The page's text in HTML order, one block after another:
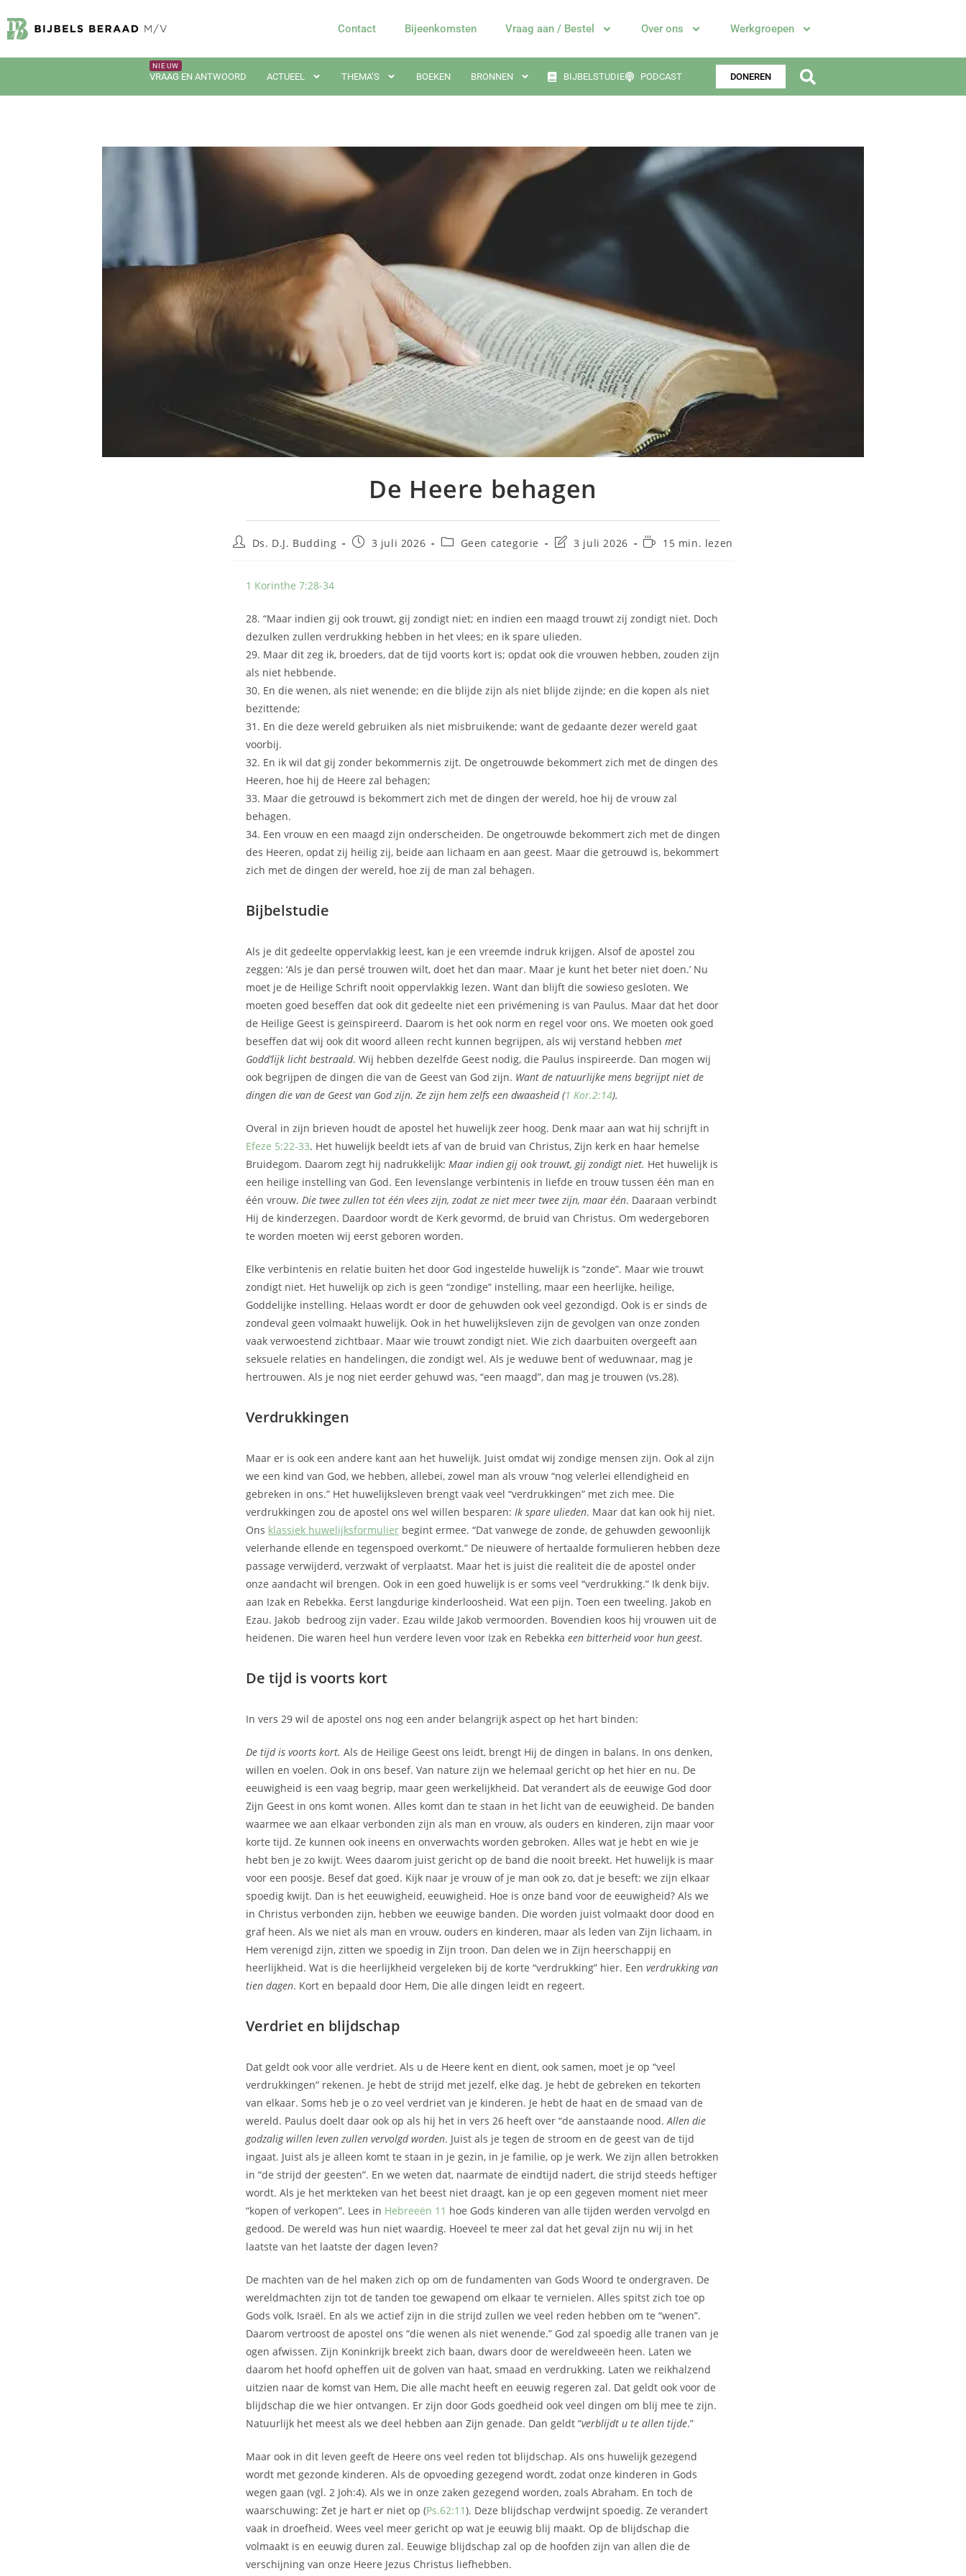
Contact Bijeenkomsten Vraag aan / Bestel Over ons Werkgroepen
VRAAG EN ANTWOORD ACTUEEL THEMA’S BOEKEN BRONNEN BIJBELSTUDIE PODCAST DONEREN
De Heere behagen
Ds. D.J. Budding 3 juli 2026 Geen categorie 3 juli 2026 15 min. lezen
1 Korinthe 7:28-34
28. “Maar indien gij ook trouwt, gij zondigt niet; en indien een maagd trouwt zij zondigt niet. Doch
dezulken zullen verdrukking hebben in het vlees; en ik spare ulieden.
29. Maar dit zeg ik, broeders, dat de tijd voorts kort is; opdat ook die vrouwen hebben, zouden zijn
als niet hebbende.
30. En die wenen, als niet wenende; en die blijde zijn als niet blijde zijnde; en die kopen als niet
bezittende;
31. En die deze wereld gebruiken als niet misbruikende; want de gedaante dezer wereld gaat
voorbij.
32. En ik wil dat gij zonder bekommernis zijt. De ongetrouwde bekommert zich met de dingen des
Heeren, hoe hij de Heere zal behagen;
33. Maar die getrouwd is bekommert zich met de dingen der wereld, hoe hij de vrouw zal
behagen.
34. Een vrouw en een maagd zijn onderscheiden. De ongetrouwde bekommert zich met de dingen
des Heeren, opdat zij heilig zij, beide aan lichaam en aan geest. Maar die getrouwd is, bekommert
zich met de dingen der wereld, hoe zij de man zal behagen.
Bijbelstudie
Als je dit gedeelte oppervlakkig leest, kan je een vreemde indruk krijgen. Alsof de apostel zou
zeggen: ‘Als je dan persé trouwen wilt, doet het dan maar. Maar je kunt het beter niet doen.’ Nu
moet je de Heilige Schrift nooit oppervlakkig lezen. Want dan blijft die sowieso gesloten. We
moeten goed beseffen dat ook dit gedeelte niet een privémening is van Paulus. Maar dat het door
de Heilige Geest is geïnspireerd. Daarom is het ook norm en regel voor ons. We moeten ook goed
beseffen dat wij ook dit woord alleen recht kunnen begrijpen, als wij verstand hebben met
Godd’lijk licht bestraald. Wij hebben dezelfde Geest nodig, die Paulus inspireerde. Dan mogen wij
ook begrijpen de dingen die van de Geest van God zijn. Want de natuurlijke mens begrijpt niet de
dingen die van de Geest van God zijn. Ze zijn hem zelfs een dwaasheid (1 Kor.2:14).
Overal in zijn brieven houdt de apostel het huwelijk zeer hoog. Denk maar aan wat hij schrijft in
Efeze 5:22-33. Het huwelijk beeldt iets af van de bruid van Christus, Zijn kerk en haar hemelse
Bruidegom. Daarom zegt hij nadrukkelijk: Maar indien gij ook trouwt, gij zondigt niet. Het huwelijk is
een heilige instelling van God. Een levenslange verbintenis in liefde en trouw tussen één man en
één vrouw. Die twee zullen tot één vlees zijn, zodat ze niet meer twee zijn, maar één. Daaraan verbindt
Hij de kinderzegen. Daardoor wordt de Kerk gevormd, de bruid van Christus. Om wedergeboren
te worden moeten wij eerst geboren worden.
Elke verbintenis en relatie buiten het door God ingestelde huwelijk is “zonde”. Maar wie trouwt
zondigt niet. Het huwelijk op zich is geen “zondige” instelling, maar een heerlijke, heilige,
Goddelijke instelling. Helaas wordt er door de gehuwden ook veel gezondigd. Ook is er sinds de
zondeval geen volmaakt huwelijk. Ook in het huwelijksleven zijn de gevolgen van onze zonden
vaak verwoestend zichtbaar. Maar wie trouwt zondigt niet. Wie zich daarbuiten overgeeft aan
seksuele relaties en handelingen, die zondigt wel. Als je weduwe bent of weduwnaar, mag je
hertrouwen. Als je nog niet eerder gehuwd was, “een maagd”, dan mag je trouwen (vs.28).
Verdrukkingen
Maar er is ook een andere kant aan het huwelijk. Juist omdat wij zondige mensen zijn. Ook al zijn
we een kind van God, we hebben, allebei, zowel man als vrouw “nog velerlei ellendigheid en
gebreken in ons.” Het huwelijksleven brengt vaak veel “verdrukkingen” met zich mee. Die
verdrukkingen zou de apostel ons wel willen besparen: Ik spare ulieden. Maar dat kan ook hij niet.
Ons klassiek huwelijksformulier begint ermee. “Dat vanwege de zonde, de gehuwden gewoonlijk
velerhande ellende en tegenspoed overkomt.” De nieuwere of hertaalde formulieren hebben deze
passage verwijderd, verzwakt of verplaatst. Maar het is juist die realiteit die de apostel onder
onze aandacht wil brengen. Ook in een goed huwelijk is er soms veel “verdrukking.” Ik denk bijv.
aan Izak en Rebekka. Eerst langdurige kinderloosheid. Wat een pijn. Toen een tweeling. Jakob en
Ezau. Jakob bedroog zijn vader. Ezau wilde Jakob vermoorden. Bovendien koos hij vrouwen uit de
heidenen. Die waren heel hun verdere leven voor Izak en Rebekka een bitterheid voor hun geest.
De tijd is voorts kort
In vers 29 wil de apostel ons nog een ander belangrijk aspect op het hart binden:
De tijd is voorts kort. Als de Heilige Geest ons leidt, brengt Hij de dingen in balans. In ons denken,
willen en voelen. Ook in ons besef. Van nature zijn we helemaal gericht op het hier en nu. De
eeuwigheid is een vaag begrip, maar geen werkelijkheid. Dat verandert als de eeuwige God door
Zijn Geest in ons komt wonen. Alles komt dan te staan in het licht van de eeuwigheid. De banden
waarmee we aan elkaar verbonden zijn als man en vrouw, als ouders en kinderen, zijn maar voor
korte tijd. Ze kunnen ook ineens en onverwachts worden gebroken. Alles wat je hebt en wie je
hebt ben je zo kwijt. Wees daarom juist gericht op de band die nooit breekt. Het huwelijk is maar
voor een poosje. Besef dat goed. Kijk naar je vrouw of je man ook zo, dat je beseft: we zijn elkaar
spoedig kwijt. Dan is het eeuwigheid, eeuwigheid. Hoe is onze band voor de eeuwigheid? Als we
in Christus verbonden zijn, hebben we eeuwige banden. Die worden juist volmaakt door dood en
graf heen. Als we niet als man en vrouw, ouders en kinderen, maar als leden van Zijn lichaam, in
Hem verenigd zijn, zitten we spoedig in Zijn troon. Dan delen we in Zijn heerschappij en
heerlijkheid. Wat is die heerlijkheid vergeleken bij de korte “verdrukking” hier. Een verdrukking van
tien dagen. Kort en bepaald door Hem, Die alle dingen leidt en regeert.
Verdriet en blijdschap
Dat geldt ook voor alle verdriet. Als u de Heere kent en dient, ook samen, moet je op “veel
verdrukkingen” rekenen. Je hebt de strijd met jezelf, elke dag. Je hebt de gebreken en tekorten
van elkaar. Soms heb je o zo veel verdriet van je kinderen. Je hebt de haat en de smaad van de
wereld. Paulus doelt daar ook op als hij het in vers 26 heeft over “de aanstaande nood.Allen die
godzalig willen leven zullen vervolgd worden. Juist als je tegen de stroom en de geest van de tijd
ingaat. Juist als je alleen komt te staan in je gezin, in je familie, op je werk. We zijn allen betrokken
in “de strijd der geesten”. En we weten dat, naarmate de eindtijd nadert, die strijd steeds heftiger
wordt. Als je het merkteken van het beest niet draagt, kan je op een gegeven moment niet meer
“kopen of verkopen”. Lees in Hebreeën 11 hoe Gods kinderen van alle tijden werden vervolgd en
gedood. De wereld was hun niet waardig. Hoeveel te meer zal dat het geval zijn nu wij in het
laatste van het laatste der dagen leven?
De machten van de hel maken zich op om de fundamenten van Gods Woord te ondergraven. De
wereldmachten zijn tot de tanden toe gewapend om elkaar te vernielen. Alles spitst zich toe op
Gods volk, Israël. En als we actief zijn in die strijd zullen we veel reden hebben om te “wenen”.
Daarom vertroost de apostel ons “die wenen als niet wenende.” God zal spoedig alle tranen van je
ogen afwissen. Zijn Koninkrijk breekt zich baan, dwars door de wereldweeën heen. Laten we
daarom het hoofd opheffen uit de golven van haat, smaad en verdrukking. Laten we reikhalzend
uitzien naar de komst van Hem, Die alle macht heeft en eeuwig regeren zal. Dat geldt ook voor de
blijdschap die we hier ontvangen. Er zijn door Gods goedheid ook veel dingen om blij mee te zijn.
Natuurlijk het meest als we deel hebben aan Zijn genade. Dan geldt “verblijdt u te allen tijde.”
Maar ook in dit leven geeft de Heere ons veel reden tot blijdschap. Als ons huwelijk gezegend
wordt met gezonde kinderen. Als de opvoeding gezegend wordt, zodat onze kinderen in Gods
wegen gaan (vgl. 2 Joh:4). Als we in onze zaken gezegend worden, zoals Abraham. En toch de
waarschuwing: Zet je hart er niet op (Ps.62:11). Deze blijdschap verdwijnt spoedig. Ze verandert
vaak in droefheid. Wees veel meer gericht op wat je eeuwig blij maakt. Op de blijdschap die
volmaakt is en eeuwig duren zal. Eeuwige blijdschap zal op de hoofden zijn van allen die de
verschijning van onze Heere Jezus Christus liefhebben.